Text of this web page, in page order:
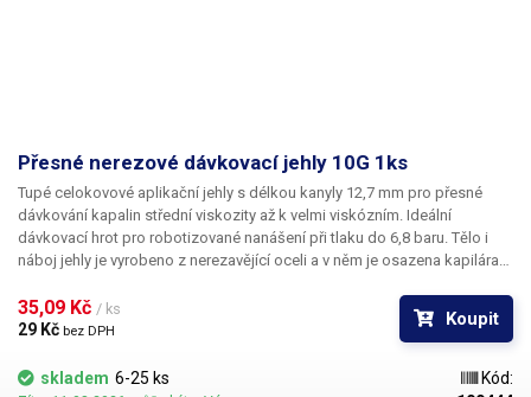
Přesné nerezové dávkovací jehly 10G 1ks
Tupé celokovové aplikační jehly s délkou kanyly 12,7 mm pro přesné
dávkování kapalin střední viskozity až k velmi viskózním. Ideální
dávkovací hrot pro robotizované nanášení při tlaku do 6,8 baru. Tělo i
náboj jehly je vyrobeno z nerezavějící oceli a v něm je osazena kapilára
povrchu a přesné dodržení vnitřních průměrů jehly a proto je povrch
kapiláry elektrolyticky leštěn.
35,09 Kč / ks
29 Kč bez DPH
Koupit
skladem 6-25 ks
Kód: